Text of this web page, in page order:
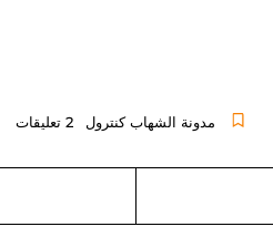
مدونة الشهاب كنترول 2 تعليقات